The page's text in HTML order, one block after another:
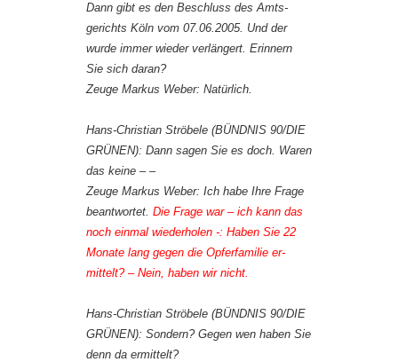
Dann gibt es den Beschluss des Amts-
gerichts Köln vom 07.06.2005. Und der
wurde immer wieder verlängert. Erinnern
Sie sich daran?
Zeuge Markus Weber: Natürlich.
Hans-Christian Ströbele (BÜNDNIS 90/DIE
GRÜNEN): Dann sagen Sie es doch. Waren
das keine – –
Zeuge Markus Weber: Ich habe Ihre Frage
beantwortet. Die Frage war – ich kann das
noch einmal wiederholen -: Haben Sie 22
Monate lang gegen die Opferfamilie er-
mittelt? – Nein, haben wir nicht.
Hans-Christian Ströbele (BÜNDNIS 90/DIE
GRÜNEN): Sondern? Gegen wen haben Sie
denn da ermittelt?